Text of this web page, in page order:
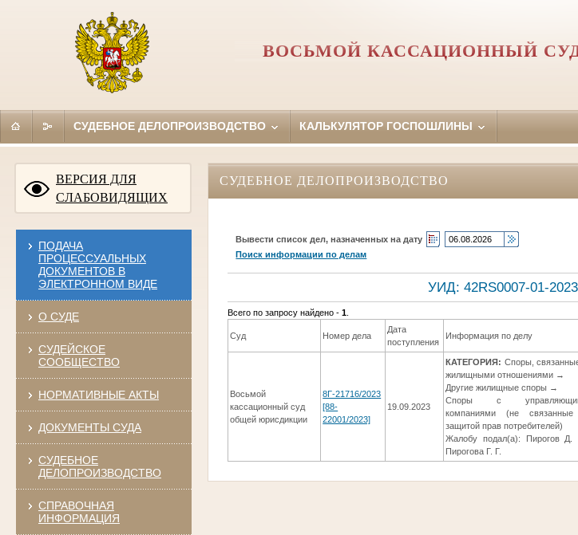
ВОСЬМОЙ КАССАЦИОННЫЙ
СУДЕБНОЕ ДЕЛОПРОИЗВОДСТВО КАЛЬКУЛЯТОР ГОСПОШЛИНЫ
ВЕРСИЯ ДЛЯ
СЛАБОВИДЯЩИХ
ПОДАЧА
ПРОЦЕССУАЛЬНЫХ
ДОКУМЕНТОВ В
ЭЛЕКТРОННОМ ВИДЕ
О СУДЕ
СУДЕЙСКОЕ
СООБЩЕСТВО
НОРМАТИВНЫЕ АКТЫ
ДОКУМЕНТЫ СУДА
СУДЕБНОЕ
ДЕЛОПРОИЗВОДСТВО
СПРАВОЧНАЯ
ИНФОРМАЦИЯ
СУДЕБНОЕ ДЕЛОПРОИЗВОДСТВО
Вывести список дел, назначенных на дату
Поиск информации по делам
УИД: 42RS0007-01-
Всего по запросу найдено -1
Суд Номер дела
Дата
поступления
Информация по делу
Восьмой
кассационный суд
общей юрисдикции
8Г-21716/2023
[88-
22001/2023]
19.09.2023
КАТЕГОРИЯ: Споры,
жилищными отношениями →
Другие жилищные споры →
Споры с
компаниями (не
защитой прав потребителей)
Жалобу подал(а): Пирогов Д.
Пирогова Г. Г.